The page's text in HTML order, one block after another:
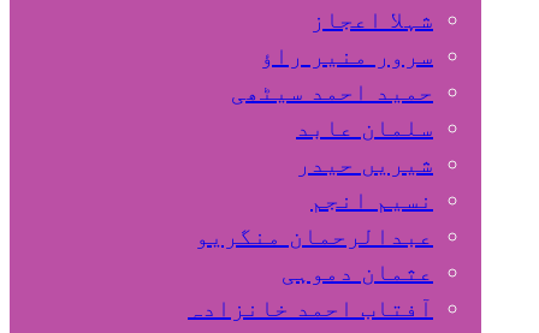
شہلا اعجاز
سرور منیر راؤ
حمید احمد سیٹھی
سلمان عابد
شیریں حیدر
نسیم انجم
عبدالرحمان منگریو
عثمان دموہی
آفتاب احمد خانزادہ